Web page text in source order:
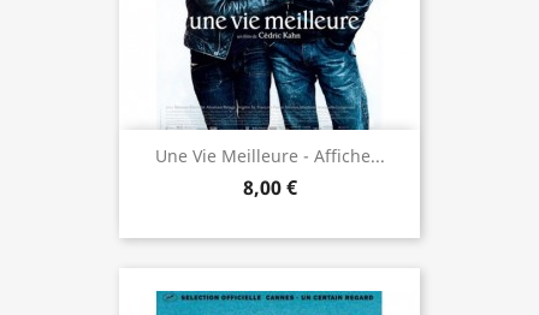
Une Vie Meilleure - Affiche...
8,00 €